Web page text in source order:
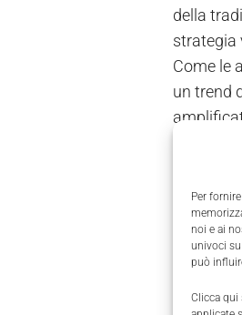
Per
noi e ai
univoci
può
Clicca qui
della
strategia
Come le
un trend
risultato
a Hong